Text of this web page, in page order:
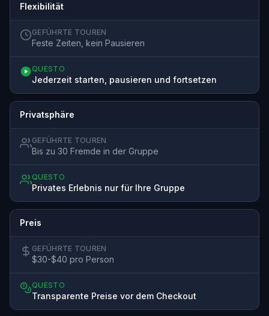
Flexibilität
GEFÜHRTE TOUREN
Feste Zeiten, kein Pausieren
QUESTO
Jederzeit starten, pausieren und fortsetzen
Privatsphäre
GEFÜHRTE TOUREN
Bis zu 30 Fremde in der Gruppe
QUESTO
Privates Erlebnis nur für Ihre Gruppe
Preis
GEFÜHRTE TOUREN
$30-$40 pro Person
QUESTO
Transparente Preise vor dem Checkout